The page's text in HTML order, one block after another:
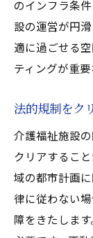
介護施設
ングの専
多様
プロ
不動
開業
地域
不
不動産
のインフラ条
設の運営が円
適に過ごせる
ティングが重要
法的規制をク
介護福祉施設
クリアするこ
域の都市計画
律に従わない
障をきたしま